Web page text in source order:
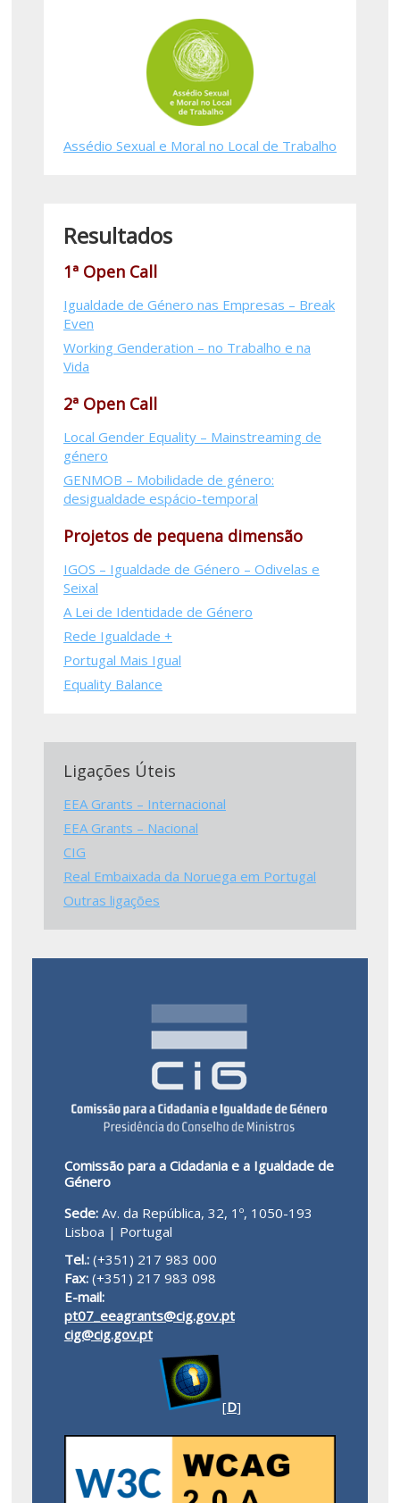
Assédio Sexual e Moral no Local de Trabalho
Resultados
1ª Open Call
Igualdade de Género nas Empresas – Break
Even
Working Genderation – no Trabalho e na
Vida
2ª Open Call
Local Gender Equality – Mainstreaming de
género
GENMOB – Mobilidade de género:
desigualdade espácio-temporal
Projetos de pequena dimensão
IGOS – Igualdade de Género – Odivelas e
Seixal
A Lei de Identidade de Género
Rede Igualdade +
Portugal Mais Igual
Equality Balance
Ligações Úteis
EEA Grants – Internacional
EEA Grants – Nacional
CIG
Real Embaixada da Noruega em Portugal
Outras ligações
Comissão para a Cidadania e a Igualdade de
Género
Sede: Av. da República, 32, 1º, 1050-193
Lisboa | Portugal
Tel.: (+351) 217 983 000
Fax: (+351) 217 983 098
E-mail:
pt07_eeagrants@cig.gov.pt
cig@cig.gov.pt
[D]